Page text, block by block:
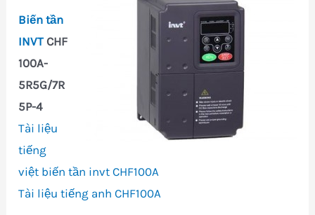
Biến tần
INVTCHF
100A-
5R5G/7R
5P-4
Tài liệu
tiếng
việt biến tần invt CHF100A
Tài liệu tiếng anh CHF100A